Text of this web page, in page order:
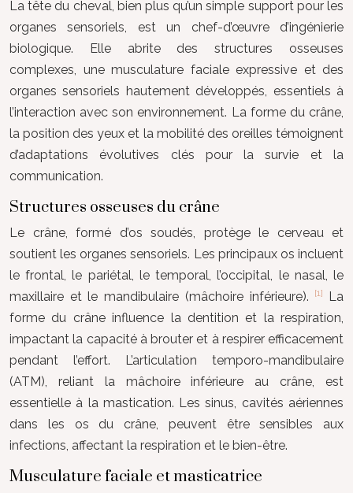
La tête du cheval, bien plus qu’un simple support pour les
organes sensoriels, est un chef-d’œuvre d’ingénierie
biologique. Elle abrite des structures osseuses
complexes, une musculature faciale expressive et des
organes sensoriels hautement développés, essentiels à
l’interaction avec son environnement. La forme du crâne,
la position des yeux et la mobilité des oreilles témoignent
d’adaptations évolutives clés pour la survie et la
communication.
Structures osseuses du crâne
Le crâne, formé d’os soudés, protège le cerveau et
soutient les organes sensoriels. Les principaux os incluent
le frontal, le pariétal, le temporal, l’occipital, le nasal, le
maxillaire et le mandibulaire (mâchoire inférieure).
[1] La
forme du crâne influence la dentition et la respiration,
impactant la capacité à brouter et à respirer efficacement
pendant l’effort. L’articulation temporo-mandibulaire
(ATM), reliant la mâchoire inférieure au crâne, est
essentielle à la mastication. Les sinus, cavités aériennes
dans les os du crâne, peuvent être sensibles aux
infections, affectant la respiration et le bien-être.
Musculature faciale et masticatrice